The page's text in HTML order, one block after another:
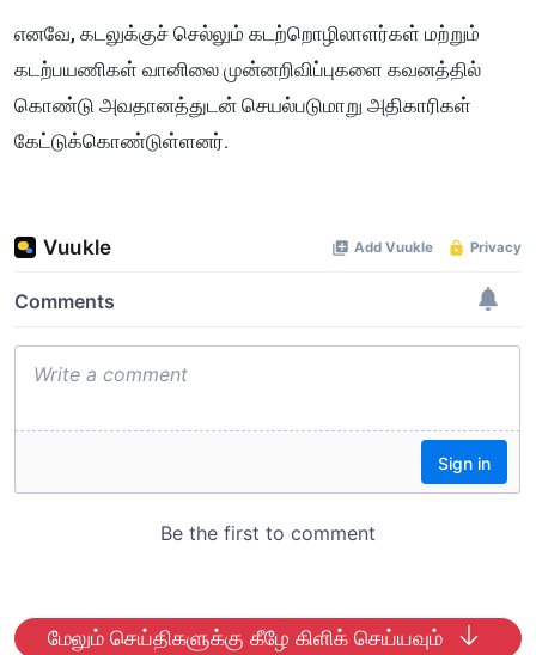
எனவே, கடலுக்குச் செல்லும் கடற்றொழிலாளர்கள் மற்றும்
கடற்பயணிகள் வானிலை முன்னறிவிப்புகளை கவனத்தில்
கொண்டு அவதானத்துடன் செயல்படுமாறு அதிகாரிகள்
கேட்டுக்கொண்டுள்ளனர்.
மேலும் செய்திகளுக்கு கீழே கிளிக் செய்யவும்